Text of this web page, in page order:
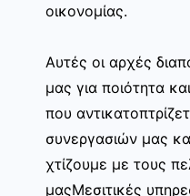
οικονομίας.
Αυτές οι αρχές
μας για ποιότητα
που
συνεργασιών μας
χτίζουμε με τους
μαςΜεσιτικές